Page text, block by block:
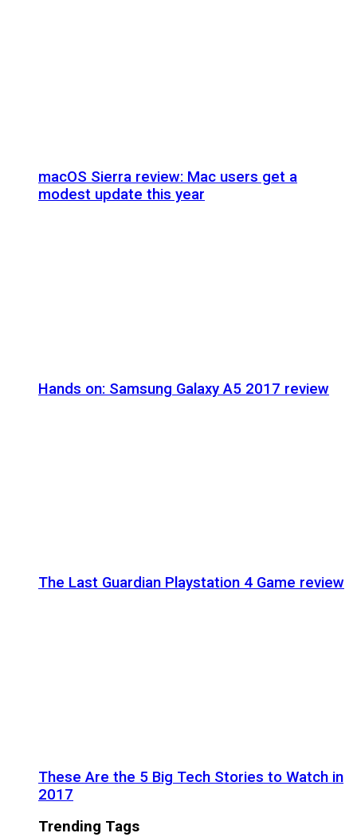
macOS Sierra review: Mac users get a
modest update this year
Hands on: Samsung Galaxy A5 2017 review
The Last Guardian Playstation 4 Game review
These Are the 5 Big Tech Stories to Watch in
2017
Trending Tags